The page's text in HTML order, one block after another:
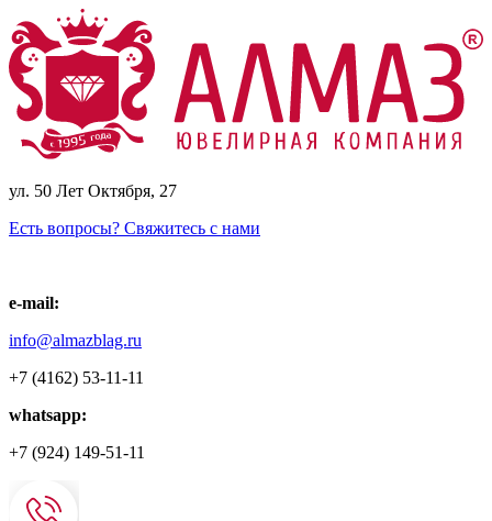
ул. 50 Лет Октября, 27
Есть вопросы? Свяжитесь с нами
e-mail:
info@almazblag.ru
+7 (4162) 53-11-11
whatsapp:
+7 (924) 149-51-11